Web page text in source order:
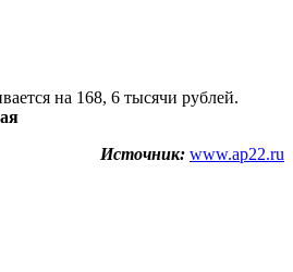
на 168, 6 тысячи рублей.
Источник: www.ap22.ru